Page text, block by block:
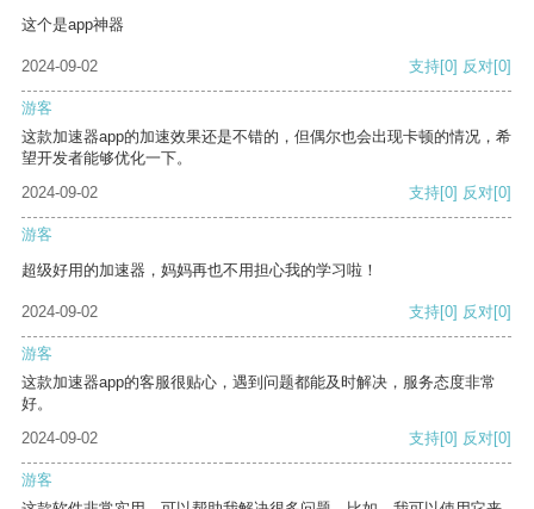
这个是app神器
2024-09-02 支持[0] 反对[0]
游客
这款加速器app的加速效果还是不错的，但偶尔也会出现卡顿的情况，希
望开发者能够优化一下。
2024-09-02
支持[0] 反对[0]
游客
超级好用的加速器，妈妈再也不用担心我的学习啦！
2024-09-02 支持[0] 反对[0]
游客
这款加速器app的客服很贴心，遇到问题都能及时解决，服务态度非常
好。
2024-09-02
支持[0] 反对[0]
游客